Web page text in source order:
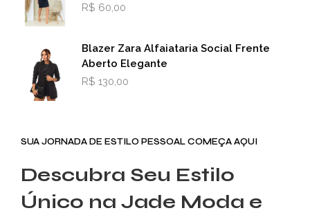
R$ 60,00
Blazer Zara Alfaiataria Social Frente
Aberto Elegante
R$ 130,00
SUA JORNADA DE ESTILO PESSOAL COMEÇA AQUI
Descubra Seu Estilo
Único na Jade Moda e